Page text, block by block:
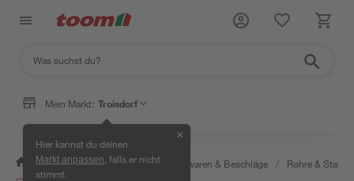
Mein Markt: Troisdorf
Hier kannst du deinen
Markt anpassen , falls er nicht
stimmt.
✕
/ Werkstatt & Maschinen / Eisenwaren & Beschläge / Rohre &